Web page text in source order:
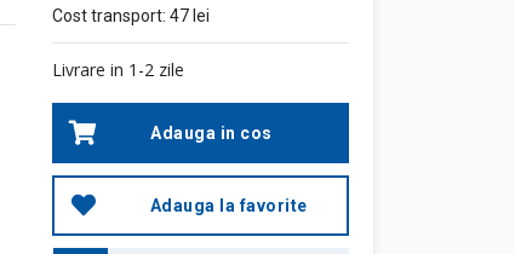
Cost transport: 47 lei
Livrare in 1-2 zile
Adauga in cos
Adauga la favorite